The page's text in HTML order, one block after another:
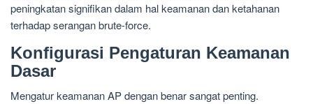
peningkatan signifikan dalam hal keamanan dan ketahanan
terhadap serangan brute-force.
Konfigurasi Pengaturan Keamanan
Dasar
Mengatur keamanan AP dengan benar sangat penting.